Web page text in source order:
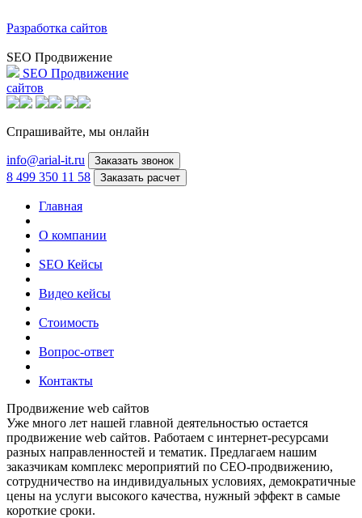
Разработка сайтов
SEO Продвижение
SEO Продвижение
сайтов
Спрашивайте, мы онлайн
info@arial-it.ru Заказать звонок
8 499 350 11 58 Заказать расчет
Главная
О компании
SEO Кейсы
Видео кейсы
Стоимость
Вопрос-ответ
Контакты
Продвижение web сайтов
Уже много лет нашей главной деятельностью остается
продвижение web сайтов. Работаем с интернет-ресурсами
разных направленностей и тематик. Предлагаем нашим
заказчикам комплекс мероприятий по СЕО-продвижению,
сотрудничество на индивидуальных условиях, демократичные
цены на услуги высокого качества, нужный эффект в самые
короткие сроки.